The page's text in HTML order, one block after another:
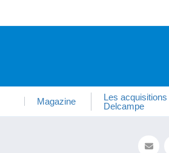
Magazine
Les
Delcampe